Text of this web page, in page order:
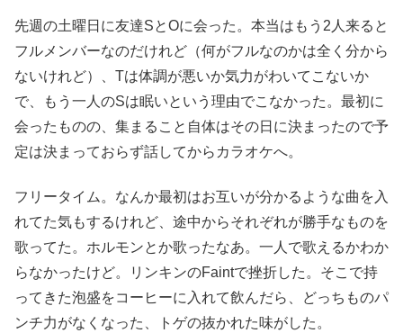
先週の土曜日に友達SとOに会った。本当はもう2人来ると
フルメンバーなのだけれど（何がフルなのかは全く分から
ないけれど）、Tは体調が悪いか気力がわいてこないか
で、もう一人のSは眠いという理由でこなかった。最初に
会ったものの、集まること自体はその日に決まったので予
定は決まっておらず話してからカラオケへ。
フリータイム。なんか最初はお互いが分かるような曲を入
れてた気もするけれど、途中からそれぞれが勝手なものを
歌ってた。ホルモンとか歌ったなあ。一人で歌えるかわか
らなかったけど。リンキンのFaintで挫折した。そこで持
ってきた泡盛をコーヒーに入れて飲んだら、どっちものパ
ンチ力がなくなった、トゲの抜かれた味がした。